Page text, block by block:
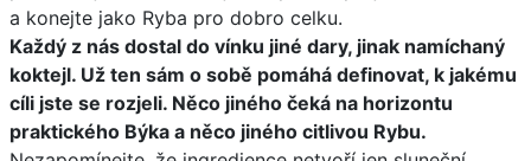
a konejte jako Ryba pro dobro celku.
Každý z nás dostal do vínku jiné dary, jinak namíchaný
koktejl. Už ten sám o sobě pomáhá definovat, k jakému
cíli jste se rozjeli. Něco jiného čeká na horizontu
praktického Býka a něco jiného citlivou Rybu.